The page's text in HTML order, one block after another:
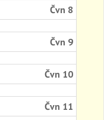
Čvn 8
Čvn 9
Čvn 10
Čvn 11